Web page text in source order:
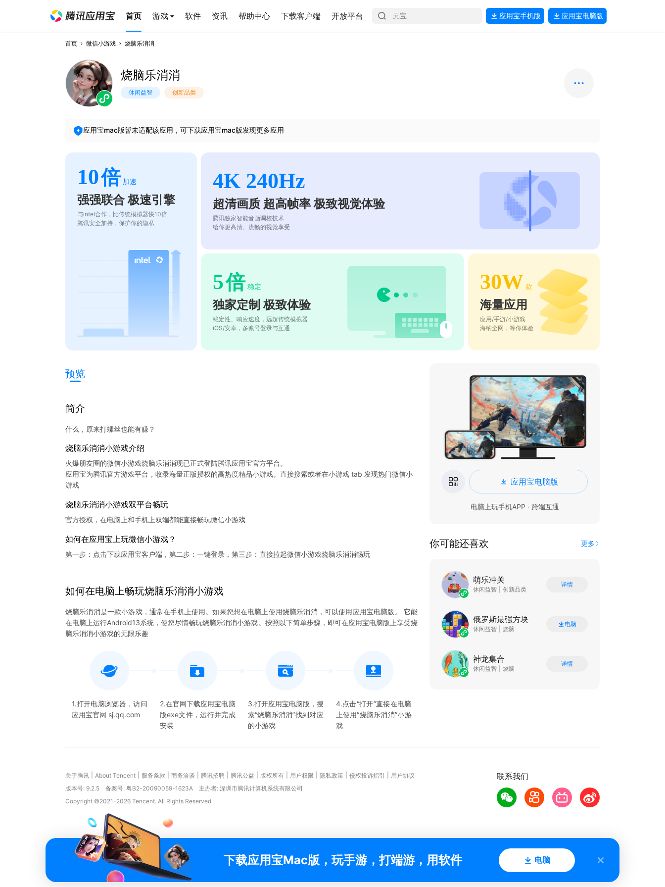
首页 游戏 软件 资讯 帮助中心 下载客户端 开放平台 应用宝手机版 应用宝电脑版
首页 微信小游戏 烧脑乐消消
烧脑乐消消
休闲益智 创新品类
应用宝mac版暂未适配该应用，可下载应用宝mac版发现更多应用
10倍 加速
强强联合 极速引擎
与intel合作，比传统模拟器快10倍
腾讯安全加持，保护你的隐私
4K 240Hz
超清画质 超高帧率 极致视觉体验
腾讯独家智能音画调校技术
给你更高清、流畅的视觉享受
5倍 稳定
独家定制 极致体验
稳定性、响应速度，远超传统模拟器
iOS/安卓，多账号登录与互通
30W 款
海量应用
应用/手游/小游戏
海纳全网，等你体验
预览
简介
什么，原来打螺丝也能有赚？
烧脑乐消消小游戏介绍
火爆朋友圈的微信小游戏烧脑乐消消现已正式登陆腾讯应用宝官方平台。
应用宝为腾讯官方游戏平台，收录海量正版授权的高热度精品小游戏。直接搜索或者在小游戏 tab 发现热门微信小
烧脑乐消消小游戏双平台畅玩
官方授权，在电脑上和手机上双端都能直接畅玩微信小游戏
如何在应用宝上玩微信小游戏？
第一步：点击下载应用宝客户端，第二步：一键登录，第三步：直接拉起微信小游戏烧脑乐消消畅玩
如何在电脑上畅玩烧脑乐消消小游戏
烧脑乐消消是一款小游戏，通常在手机上使用。如果您想在电脑上使用烧脑乐消消，可以使用应用宝电脑版。 它能
在电脑上运行Android13系统，使您尽情畅玩烧脑乐消消小游戏。按照以下简单步骤，即可在应用宝电脑版上享受烧
脑乐消消小游戏的无限乐趣
1.打开电脑浏览器，访问
应用宝官网 sj.qq.com
2.在官网下载应用宝电脑
版exe文件，运行并完成
安装
3.打开应用宝电脑版，搜
索“烧脑乐消消”找到对应
的小游戏
4.点击“打开”直接在电脑
上使用“烧脑乐消消”小游
戏
应用宝电脑版
电脑上玩手机APP · 跨端互通
你可能还喜欢 更多
萌乐冲关
休闲益智 创新品类
详情
俄罗斯最强方块
休闲益智 烧脑
电脑
神龙集合
休闲益智 烧脑
详情
联系我们
关于腾讯 About Tencent 服务条款 商务洽谈 腾讯招聘 腾讯公益 版权所有 用户权限 隐私政策 侵权投诉指引
用户协议
版本号: 9.2.5 备案号: 粤B2-20090059-1623A
主办者: 深圳市腾讯计算机系统有限公司
Copyright ©2021-2026 Tencent. All Rights Reserved
下载应用宝Mac版，玩手游，打端游，用软件 电脑